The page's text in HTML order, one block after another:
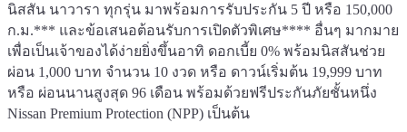
นิสสัน นาวารา ทุกรุ่น มาพร้อมการรับประกัน 5 ปี หรือ 150,000
ก.ม.*** และข้อเสนอต้อนรับการเปิดตัวพิเศษ**** อื่นๆ มากมาย
เพื่อเป็นเจ้าของได้ง่ายยิ่งขึ้นอาทิ ดอกเบี้ย 0% พร้อมนิสสันช่วย
ผ่อน 1,000 บาท จำนวน 10 งวด หรือ ดาวน์เริ่มต้น 19,999 บาท
หรือ ผ่อนนานสูงสุด 96 เดือน พร้อมด้วยฟรีประกันภัยชั้นหนึ่ง
Nissan Premium Protection (NPP) เป็นต้น